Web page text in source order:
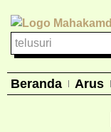
Beranda Arus